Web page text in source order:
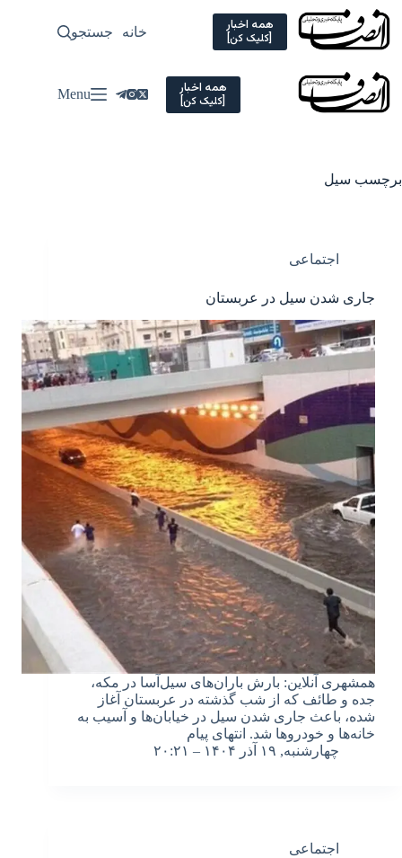
Skip
content
همه اخبار
[کلیک کن] خانه سیاسی
جستجو
همه اخبار
[کلیک کن] Menu
برچسب سیل
اجتماعی
جاری شدن سیل در عربستان
همشهری آنلاین: بارش باران‌های سیل‌آسا در مکه،
جده و طائف که از شب گذشته در عربستان آغاز
شده، باعث جاری شدن سیل در خیابان‌ها و آسیب به
خانه‌ها و خودروها شد. انتهای پیام
چهارشنبه, ۱۹ آذر ۱۴۰۴ – ۲۰:۲۱
اجتماعی